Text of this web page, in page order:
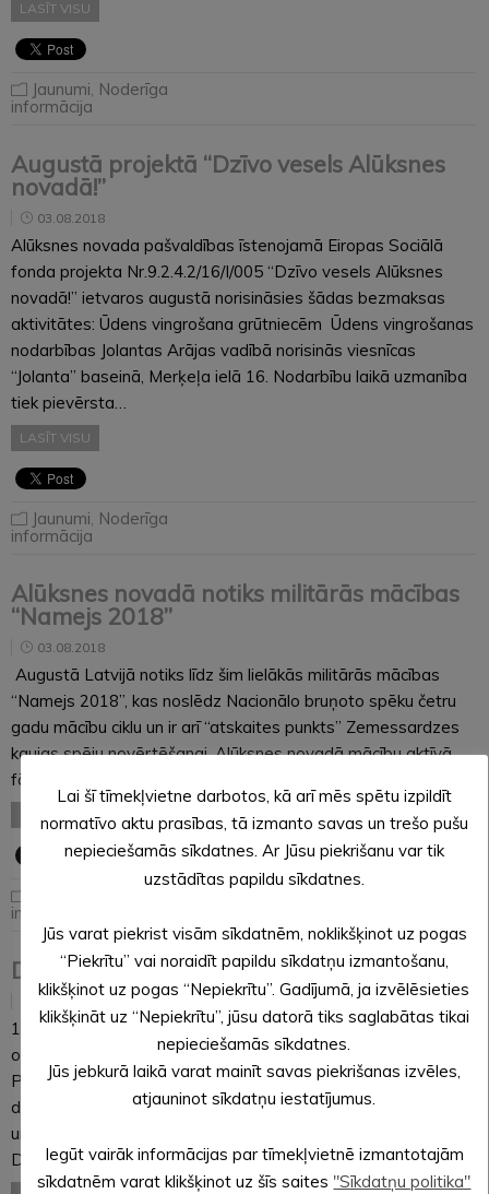
LASĪT VISU
Jaunumi, Noderīga
informācija
Augustā projektā “Dzīvo vesels Alūksnes
novadā!”
03.08.2018
Alūksnes novada pašvaldības īstenojamā Eiropas Sociālā
fonda projekta Nr.9.2.4.2/16/I/005 “Dzīvo vesels Alūksnes
novadā!” ietvaros augustā norisināsies šādas bezmaksas
aktivitātes: Ūdens vingrošana grūtniecēm Ūdens vingrošanas
nodarbības Jolantas Arājas vadībā norisinās viesnīcas
“Jolanta” baseinā, Merķeļa ielā 16. Nodarbību laikā uzmanība
tiek pievērsta…
LASĪT VISU
Jaunumi, Noderīga
informācija
Alūksnes novadā notiks militārās mācības
“Namejs 2018”
03.08.2018
Augustā Latvijā notiks līdz šim lielākās militārās mācības
“Namejs 2018”, kas noslēdz Nacionālo bruņoto spēku četru
gadu mācību ciklu un ir arī “atskaites punkts” Zemessardzes
kaujas spēju novērtēšanai. Alūksnes novadā mācību aktīvā
fāze notiks no 24. līdz 26. augustam. Tajā piedalīsies…
informācija
Dubļu tautas bumba Jaunannā
02.08.2018
11. augustā jau otro gadu Jaunannas jauniešu klubs “Tikšķis”
organizē pasākumu – dubļu tautas bumbas sacensības.
Pagājušajā gadā, kad rīkojām šo pasākumu, bija liela
dalībnieku atsaucība. Pēc pasākuma dzirdējām labus vārdus
un rosinājumu šāda veida sacensības sarīkot vēl. Šogad
Dubļu…
Lai šī tīmekļvietne darbotos, kā arī mēs spētu izpildīt
normatīvo aktu prasības, tā izmanto savas un trešo pušu
nepieciešamās sīkdatnes. Ar Jūsu piekrišanu var tik
uzstādītas papildu sīkdatnes.
Jūs varat piekrist visām sīkdatnēm, noklikšķinot uz pogas
“Piekrītu” vai noraidīt papildu sīkdatņu izmantošanu,
klikšķinot uz pogas “Nepiekrītu”. Gadījumā, ja izvēlēsieties
klikšķināt uz “Nepiekrītu”, jūsu datorā tiks saglabātas tikai
nepieciešamās sīkdatnes.
Jūs jebkurā laikā varat mainīt savas piekrišanas izvēles,
atjauninot sīkdatņu iestatījumus.
Iegūt vairāk informācijas par tīmekļvietnē izmantotajām
sīkdatnēm varat klikšķinot uz šīs saites "Sīkdatņu politika"